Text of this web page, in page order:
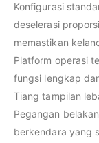
Konfigurasi
deselerasi
memastikan
Platform operasi
fungsi lengkap
Tiang tampilan
Pegangan
berkendara yang